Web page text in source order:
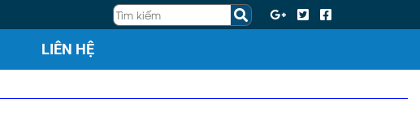
LIÊN HỆ